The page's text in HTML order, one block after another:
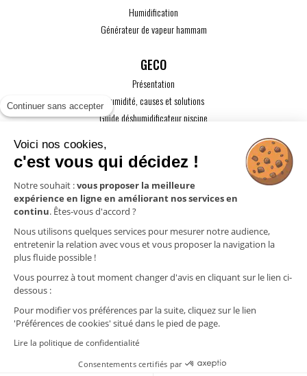
Continuer sans accepter
Voici nos cookies,
c'est vous qui décidez !
Notre souhait :vous proposer la meilleure
expérience en ligne en améliorant nos services en
continu. Êtes-vous d'accord ?
Nous utilisons quelques services pour mesurer notre audience,
entretenir la relation avec vous et vous proposer la navigation la
plus fluide possible !
Vous pourrez à tout moment changer d'avis en cliquant sur le lien ci-
dessous :
Pour modifier vos préférences par la suite, cliquez sur le lien
'Préférences de cookies' situé dans le pied de page.
Lire la politique de confidentialité
Consentements certifiés par
Humidification
Générateur de vapeur hammam
GECO
Présentation
L'humidité, causes et solutions
Guide déshumidificateur piscine
Guide VMC
ACTUALITÉS
CONTACT
ESPACE PRO
Mentions légales
Politique de confidentialité
Cliquez ici pour